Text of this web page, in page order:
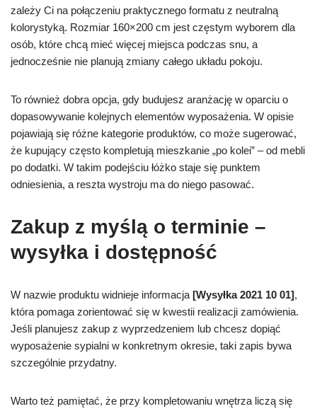
zależy Ci na połączeniu praktycznego formatu z neutralną
kolorystyką. Rozmiar 160×200 cm jest częstym wyborem dla
osób, które chcą mieć więcej miejsca podczas snu, a
jednocześnie nie planują zmiany całego układu pokoju.
To również dobra opcja, gdy budujesz aranżację w oparciu o
dopasowywanie kolejnych elementów wyposażenia. W opisie
pojawiają się różne kategorie produktów, co może sugerować,
że kupujący często kompletują mieszkanie „po kolei” – od mebli
po dodatki. W takim podejściu łóżko staje się punktem
odniesienia, a reszta wystroju ma do niego pasować.
Zakup z myślą o terminie –
wysyłka i dostępność
W nazwie produktu widnieje informacja [Wysyłka 2021 10 01],
która pomaga zorientować się w kwestii realizacji zamówienia.
Jeśli planujesz zakup z wyprzedzeniem lub chcesz dopiąć
wyposażenie sypialni w konkretnym okresie, taki zapis bywa
szczególnie przydatny.
Warto też pamiętać, że przy kompletowaniu wnętrza liczą się